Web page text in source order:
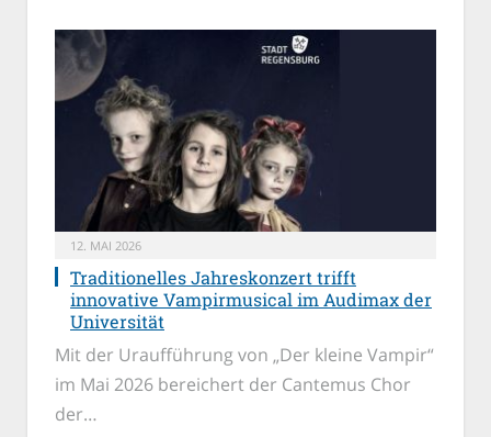
12. MAI 2026
Traditionelles Jahreskonzert trifft
innovative Vampirmusical im Audimax der
Universität
Mit der Uraufführung von „Der kleine Vampir“
im Mai 2026 bereichert der Cantemus Chor
der…